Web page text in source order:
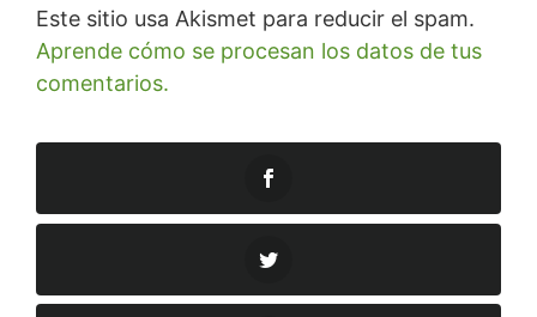
Este sitio usa Akismet para reducir el spam.
Aprende cómo se procesan los datos de tus
comentarios.